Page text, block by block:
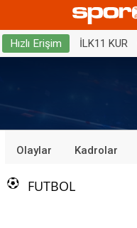
Hızlı Erişim İLK11 KUR
Olaylar Kadrolar
FUTBOL